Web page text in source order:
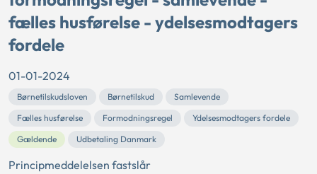
fælles husførelse - ydelsesmodtagers
fordele
01-01-2024
Børnetilskudsloven Børnetilskud
Samlevende
Fælles husførelse
Formodningsregel
Ydelsesmodtagers fordele
Gældende
Udbetaling Danmark
Principmeddelelsen fastslår